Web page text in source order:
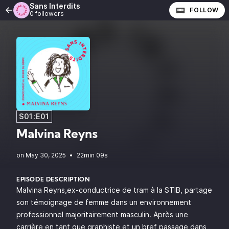
Sans Interdits
0 followers FOLLOW
S01:E01
Malvina Reyns
• 22min 09s
EPISODE DESCRIPTION
Malvina Reyns,ex-conductrice de tram à la STIB, partage
son témoignage de femme dans un environnement
professionnel majoritairement masculin. Après une
carrière en tant que graphiste et un bref passage dans